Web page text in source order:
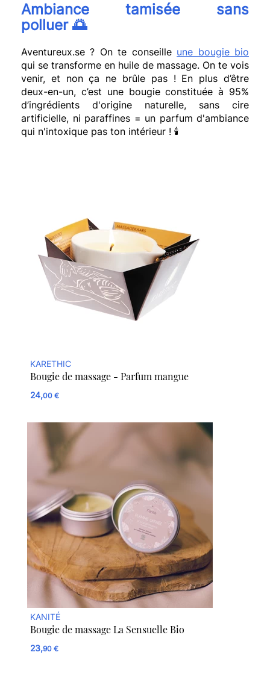
Ambiance tamisée sans
polluer 🌅
Aventureux.se ? On te conseille une bougie bio
qui se transforme en huile de massage. On te vois
venir, et non ça ne brûle pas ! En plus d’être
deux-en-un, c’est une bougie constituée à 95%
d’ingrédients d'origine naturelle, sans cire
artificielle, ni paraffines = un parfum d'ambiance
qui n'intoxique pas ton intérieur ! 🕯
KARETHIC
Bougie de massage - Parfum mangue
24,00 €
KANITÉ
Bougie de massage La Sensuelle Bio
23,90 €